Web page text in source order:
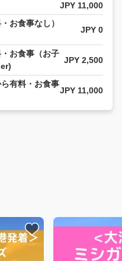
JPY 11,000
お食事なし）
JPY 0
お食事（お子
JPY 2,500
有料・お食事
JPY 11,000